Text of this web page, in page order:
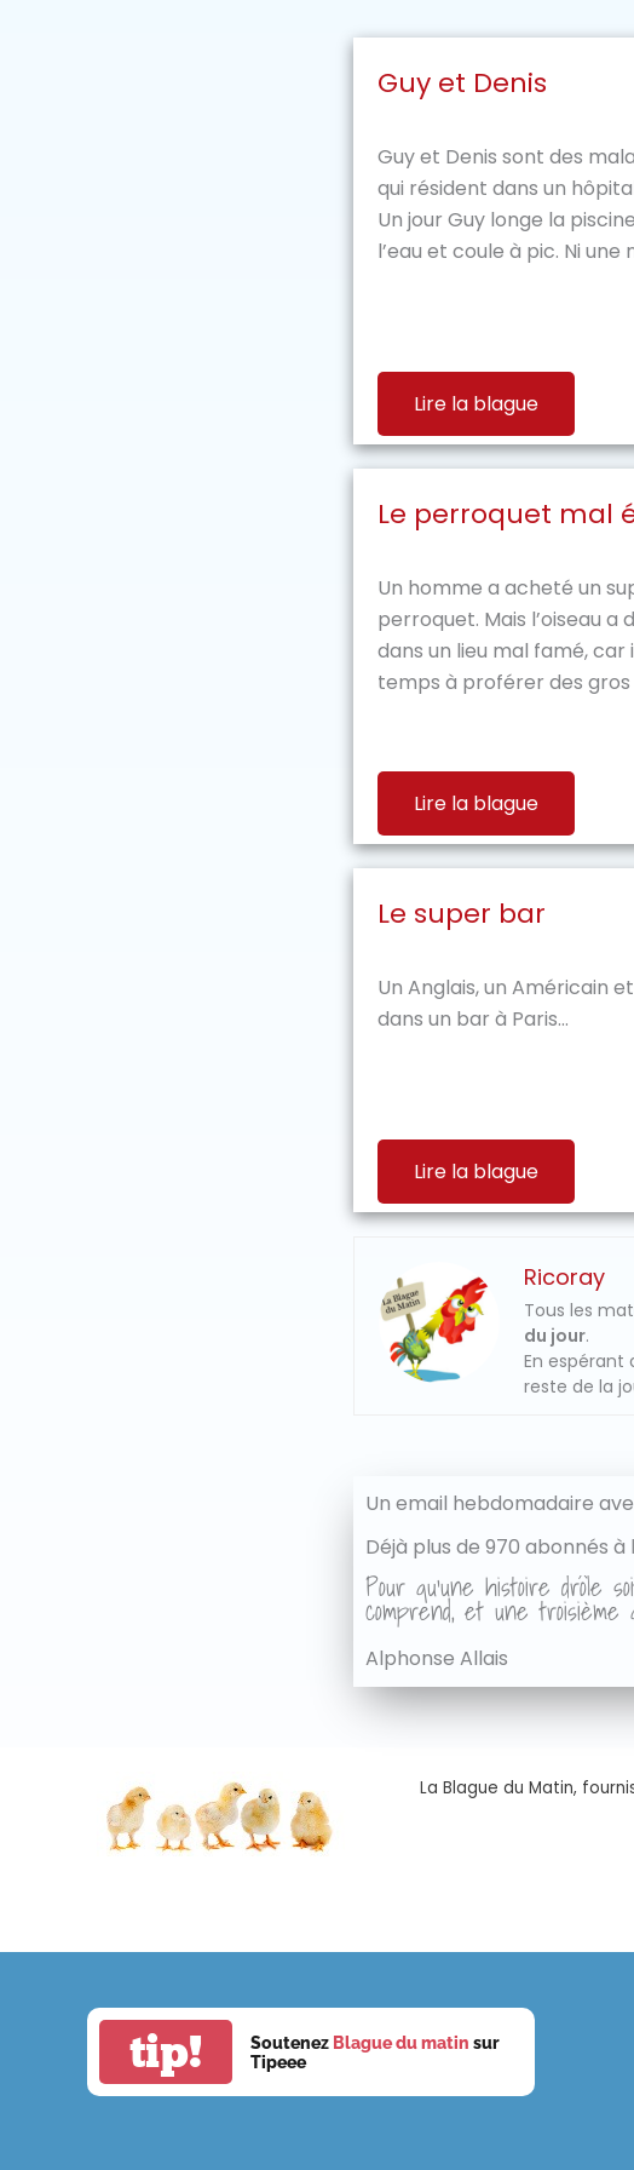
Guy et Denis
Guy et Denis sont des
qui résident dans un
Un jour Guy longe la
l’eau et coule à pic. Ni une
Lire la blague
Le perroquet mal
Un homme a acheté un
perroquet. Mais l’oiseau a
dans un lieu mal famé, car
temps à proférer des gros
Lire la blague
Le super bar
Un Anglais, un Américain
dans un bar à Paris...
Lire la blague
Ricoray
Tous les
du jour.
En
reste de la
Un email hebdomadaire
Déjà plus de 970 abonnés
Pour qu'une histoire drôle
comprend, et une
Alphonse Allais
La Blague du Matin,
tip! Soutenez Blague du matin sur
Tipeee